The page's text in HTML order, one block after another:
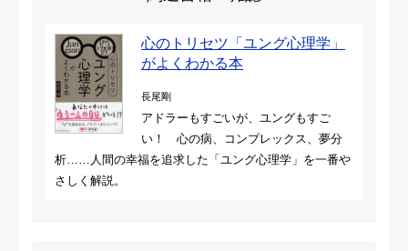
心のトリセツ「ユング心理学」
がよくわかる本
長尾剛
アドラーもすごいが、ユングもすご
い！ 心の病、コンプレックス、夢分
析……人間の幸福を追求した「ユング心理学」を一番や
さしく解説。